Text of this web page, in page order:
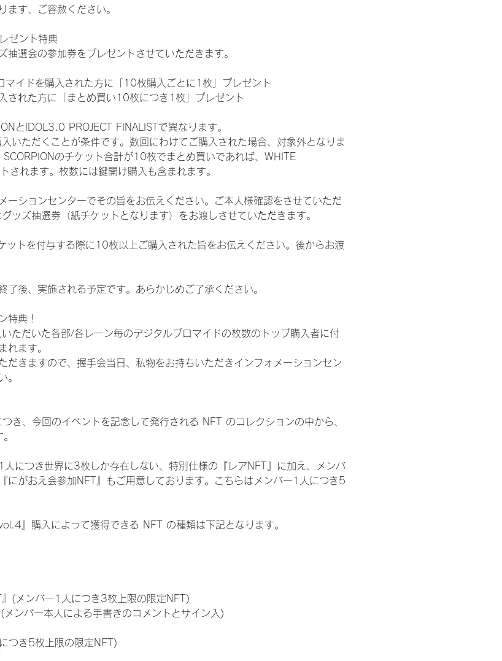
ます、ご容赦ください。
ゼント特典
抽選会の参加券をプレゼントさせていただきます。
イドを購入された方に「10枚購入ごとに1枚」プレゼント
された方に「まとめ買い10枚につき1枚」プレゼント
とIDOL3.0 PROJECT FINALISTで異なります。
いただくことが条件です。数回にわけてご購入された場合、対象外となりま
のチケット合計が10枚でまとめ買いであれば、WHITE
されます。枚数には鍵開け購入も含まれます。
ーションセンターでその旨をお伝えください。ご本人様確認をさせていただ
ッズ抽選券（紙チケットとなります）をお渡しさせていただきます。
ットを付与する際に10枚以上ご購入された旨をお伝えください。後からお渡
後、実施される予定です。あらかじめご了承ください。
特典！
ただいた各部/各レーン毎のデジタルブロマイドの枚数のトップ購入者に付
れます。
だきますので、握手会当日、私物をお持ちいただきインフォメーションセン
。
き、今回のイベントを記念して発行される NFT のコレクションの中から、
につき世界に3枚しか存在しない、特別仕様の『レアNFT』に加え、メンバ
にがおえ会参加NFT』もご用意しております。こちらはメンバー1人につき5
』購入によって獲得できる NFT の種類は下記となります。
(メンバー1人につき3枚上限の限定NFT)
ンバー本人による手書きのコメントとサイン入)
つき5枚上限の限定NFT)